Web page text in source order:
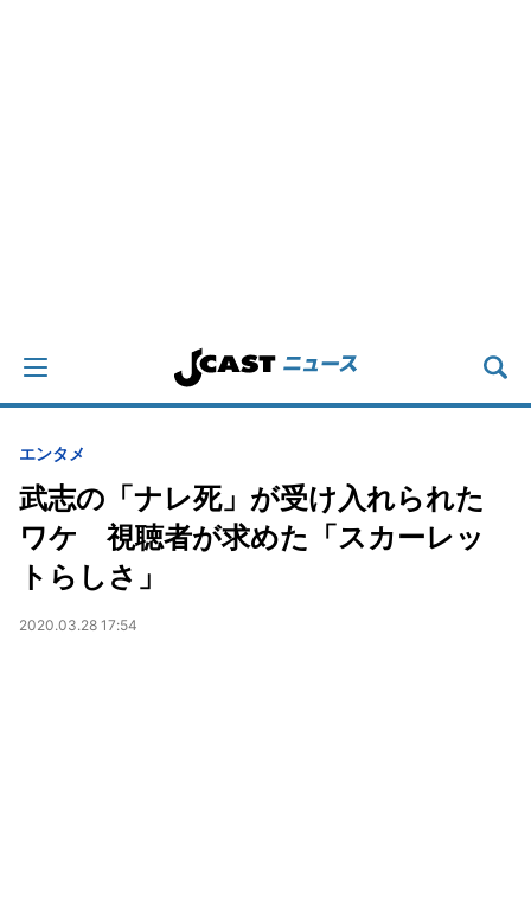
エンタメ
武志の「ナレ死」が受け入れられた
ワケ 視聴者が求めた「スカーレッ
トらしさ」
2020.03.28 17:54